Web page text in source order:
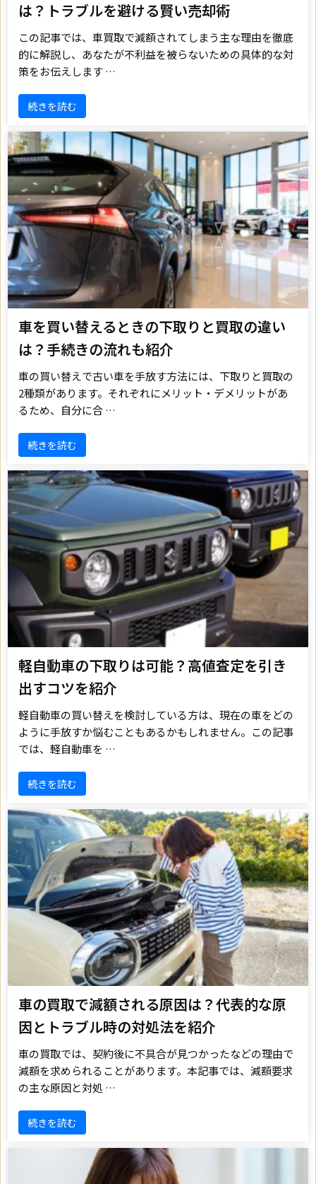
は？トラブルを避ける賢い売却術
この記事では、車買取で減額されてしまう主な理由を徹底
的に解説し、あなたが不利益を被らないための具体的な対
策をお伝えします …
続きを読む
車を買い替えるときの下取りと買取の違い
は？手続きの流れも紹介
車の買い替えで古い車を手放す方法には、下取りと買取の
2種類があります。それぞれにメリット・デメリットがあ
るため、自分に合 …
続きを読む
軽自動車の下取りは可能？高値査定を引き
出すコツを紹介
軽自動車の買い替えを検討している方は、現在の車をどの
ように手放すか悩むこともあるかもしれません。この記事
では、軽自動車を …
続きを読む
車の買取で減額される原因は？代表的な原
因とトラブル時の対処法を紹介
車の買取では、契約後に不具合が見つかったなどの理由で
減額を求められることがあります。本記事では、減額要求
の主な原因と対処 …
続きを読む